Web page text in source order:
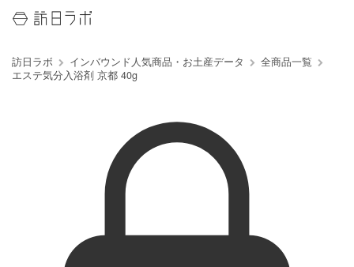
訪日ラボ インバウンド人気商品・お土産データ
全商品一覧
エステ気分入浴剤 京都 40g